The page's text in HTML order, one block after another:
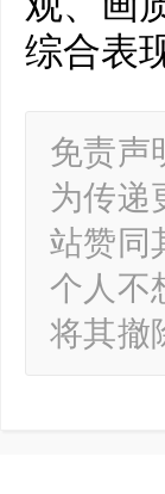
综合表
免责声
为传递
站赞同
个人不
将其撤